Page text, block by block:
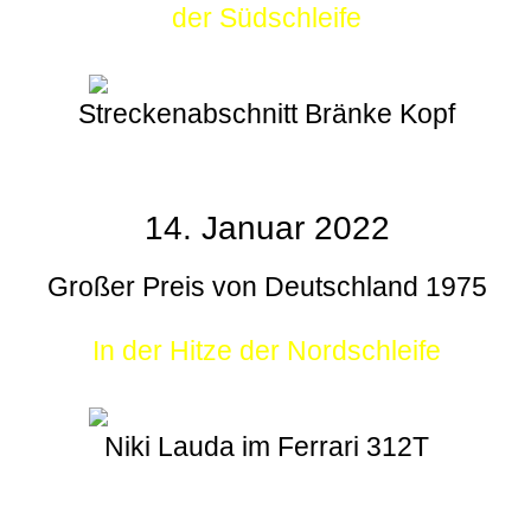
der Südschleife
Streckenabschnitt Bränke Kopf
14. Januar 2022
Großer Preis von Deutschland 1975
In der Hitze der Nordschleife
Niki Lauda im Ferrari 312T